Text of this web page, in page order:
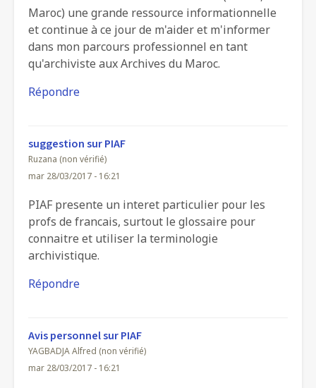
Maroc) une grande ressource informationnelle
et continue à ce jour de m'aider et m'informer
dans mon parcours professionnel en tant
qu'archiviste aux Archives du Maroc.
Répondre
suggestion sur PIAF
Ruzana (non vérifié)
mar 28/03/2017 - 16:21
PIAF presente un interet particulier pour les
profs de francais, surtout le glossaire pour
connaitre et utiliser la terminologie
archivistique.
Répondre
Avis personnel sur PIAF
YAGBADJA Alfred (non vérifié)
mar 28/03/2017 - 16:21